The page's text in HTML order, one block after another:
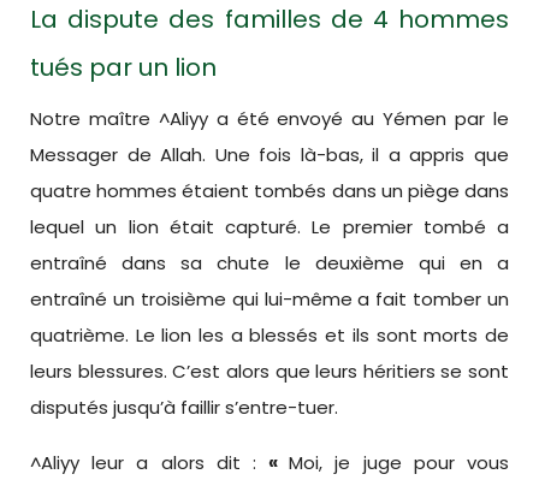
La dispute des familles de 4 hommes
tués par un lion
Notre maître ^Aliyy a été envoyé au Yémen par le
Messager de Allah. Une fois là-bas, il a appris que
quatre hommes étaient tombés dans un piège dans
lequel un lion était capturé. Le premier tombé a
entraîné dans sa chute le deuxième qui en a
entraîné un troisième qui lui-même a fait tomber un
quatrième. Le lion les a blessés et ils sont morts de
leurs blessures. C’est alors que leurs héritiers se sont
disputés jusqu’à faillir s’entre-tuer.
^Aliyy leur a alors dit :«Moi, je juge pour vous